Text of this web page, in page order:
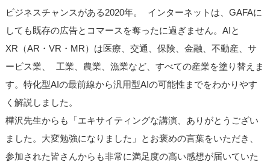
ビジネスチャンスがある2020年。 インターネットは、GAFAに
しても既存の広告とコマースを奪ったに過ぎません。AIと
XR（AR・VR・MR）は医療、交通、保険、金融、不動産、サ
ービス業、 工業、農業、漁業など、すべての産業を塗り替えま
す。特化型AIの最前線から汎用型AIの可能性までをわかりやす
く解説しました。
樺沢先生からも「エキサイティングな講演、ありがとうござい
ました。大変勉強になりました」とお褒めの言葉をいただき、
参加された皆さんからも非常に満足度の高い感想が届いていた